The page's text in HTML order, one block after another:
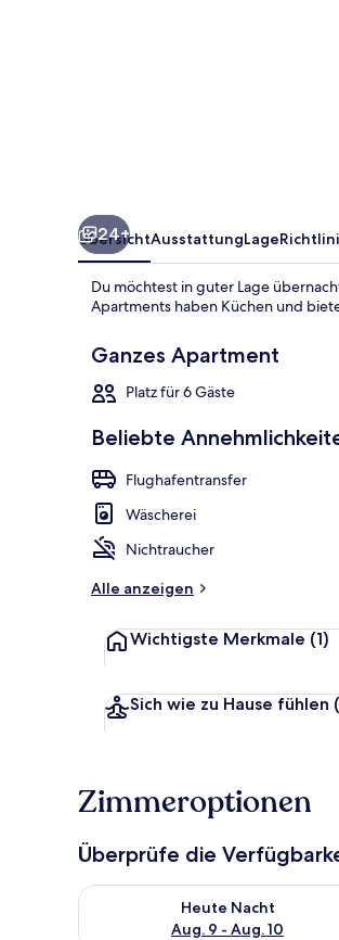
24+
ÜbersichtAusstattungLage
Du möchtest in guter Lage
Apartments haben Küchen und
Ganzes Apartment
Platz für 6 Gäste
Beliebte
Flughafentransfer
Wäscherei
Nichtraucher
Alle anzeigen
Wichtigste Merkmale (1)
Sich wie zu Hause fühlen
Zimmeroptionen
Überprüfe die
Heute Nacht
Aug. 9 - Aug. 10
Überprüfe die Verfügbarkeit für